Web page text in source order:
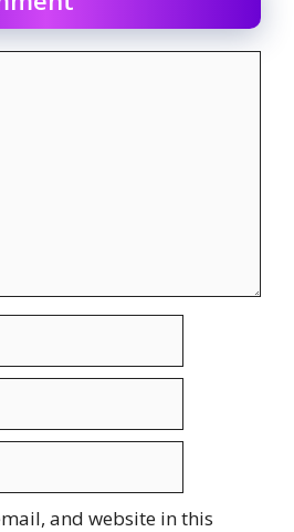
and website in this